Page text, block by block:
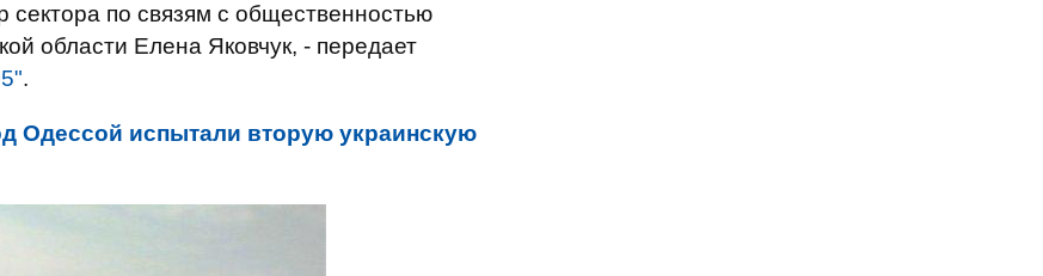
сектора по связям с общественностью
области Елена Яковчук, - передает
.
Одессой испытали вторую украинскую